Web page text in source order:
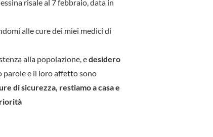
risale al 7 febbraio, data in
alle cure dei miei medici di
alla popolazione, edesidero
parole e il loro affetto sono
di sicurezza, restiamo a casa e